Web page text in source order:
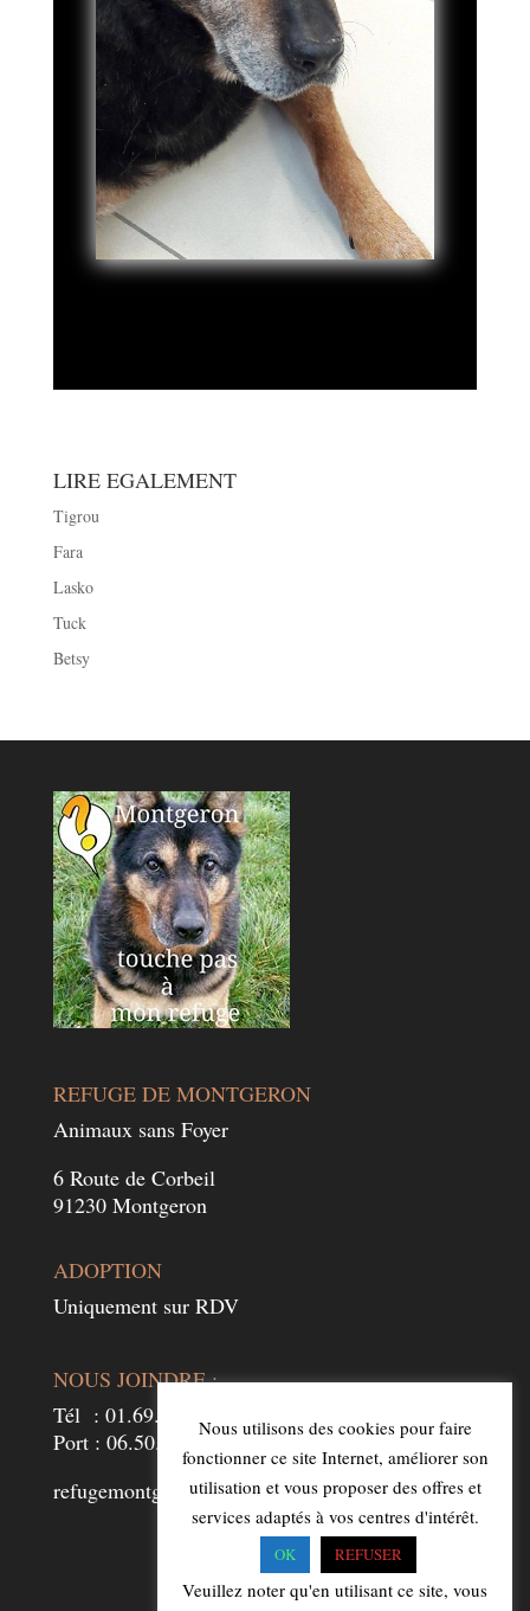
LIRE EGALEMENT
Tigrou
Fara
Lasko
Tuck
Betsy
REFUGE DE MONTGERON
Animaux sans Foyer
6 Route de Corbeil
91230 Montgeron
ADOPTION
Uniquement sur RDV
NOUS JOINDRE :
Tél : 01.69.52.24.73
Port : 06.50.99.36.74
refugemontgeron.asf91230@gmail.com
Nous utilisons des cookies pour faire
fonctionner ce site Internet, améliorer son
utilisation et vous proposer des offres et
services adaptés à vos centres d'intérêt.
OK REFUSER
Veuillez noter qu'en utilisant ce site, vous